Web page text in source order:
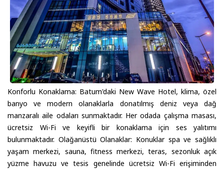
Konforlu Konaklama: Batum'daki New Wave Hotel, klima, özel
banyo ve modern olanaklarla donatılmış deniz veya dağ
manzaralı aile odaları sunmaktadır. Her odada çalışma masası,
ücretsiz Wi-Fi ve keyifli bir konaklama için ses yalıtımı
bulunmaktadır. Olağanüstü Olanaklar: Konuklar spa ve sağlıklı
yaşam merkezi, sauna, fitness merkezi, teras, sezonluk açık
yüzme havuzu ve tesis genelinde ücretsiz Wi-Fi erişiminden